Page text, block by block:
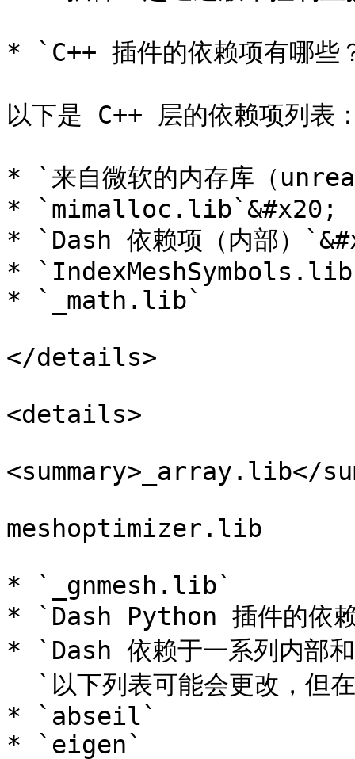
* `C++ 插件的依赖项有哪些
以下是 C++ 层的依赖项列表
* `来自微软的内存库（
* `mimalloc.lib`&#x20;
* `Dash 依赖项（内部）
*
* `_math.lib`
</details>
<details>
<summary>_array.lib</
meshoptimizer.lib
* `_gnmesh.lib`
* `Dash Python 插件的依
* `Dash 依赖于一系列内部
* `abseil`
* `eigen`